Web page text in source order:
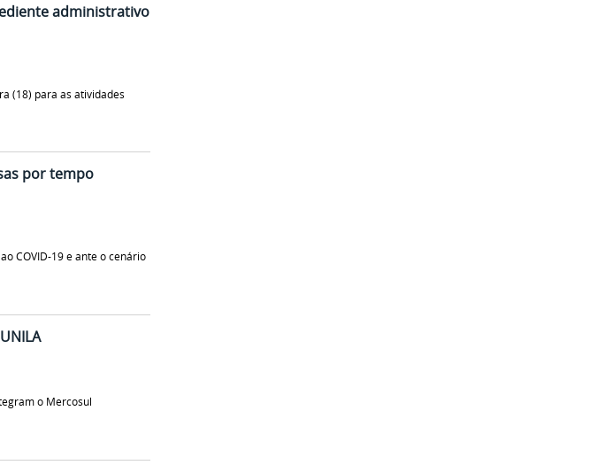
administrativo
(18) para as atividades
por tempo
COVID-19 e ante o cenário
o Mercosul